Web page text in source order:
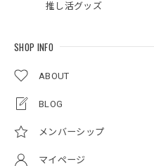
推し活グッズ
SHOP INFO
ABOUT
BLOG
メンバーシップ
マイページ